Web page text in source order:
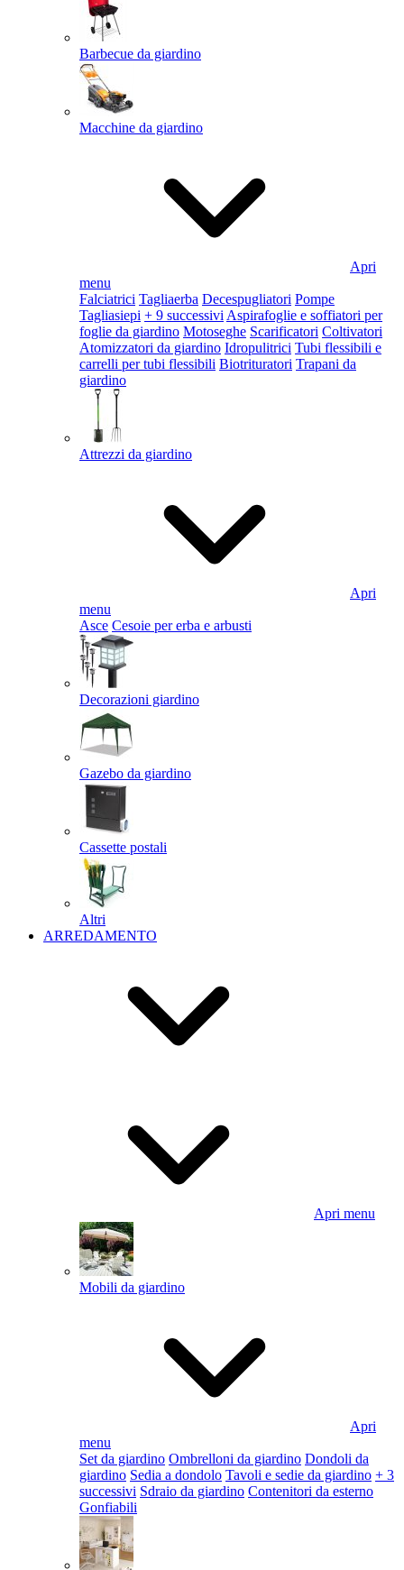
Barbecue da giardino
Macchine da giardino
Apri
menu
Falciatrici Tagliaerba Decespugliatori Pompe
Tagliasiepi + 9 successivi Aspirafoglie e soffiatori per
foglie da giardino Motoseghe Scarificatori Coltivatori
Atomizzatori da giardino Idropulitrici Tubi flessibili e
carrelli per tubi flessibili Biotrituratori Trapani da
giardino
Attrezzi da giardino
Apri
menu
Asce Cesoie per erba e arbusti
Decorazioni giardino
Gazebo da giardino
Cassette postali
Altri
ARREDAMENTO
Apri menu
Mobili da giardino
Apri
menu
Set da giardino Ombrelloni da giardino Dondoli da
giardino Sedia a dondolo Tavoli e sedie da giardino + 3
successivi Sdraio da giardino Contenitori da esterno
Gonfiabili